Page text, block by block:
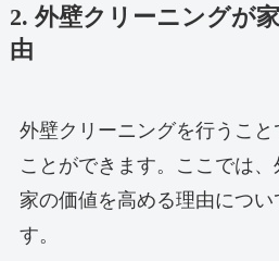
2. 外壁クリーニングが
由
外壁クリーニングを行うこ
ことができます。ここでは
家の価値を高める理由につい
す。